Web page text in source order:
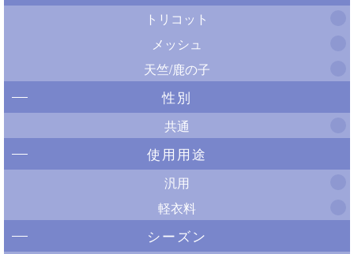
トリコット
メッシュ
天竺/鹿の子
性別
共通
使用用途
汎用
軽衣料
シーズン